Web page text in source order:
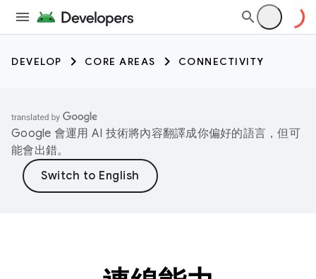
DEVELOP CORE AREAS CONNECTIVITY
Google 會運用 AI 技術將內容翻譯成你偏好的語言，但可
能會出錯。